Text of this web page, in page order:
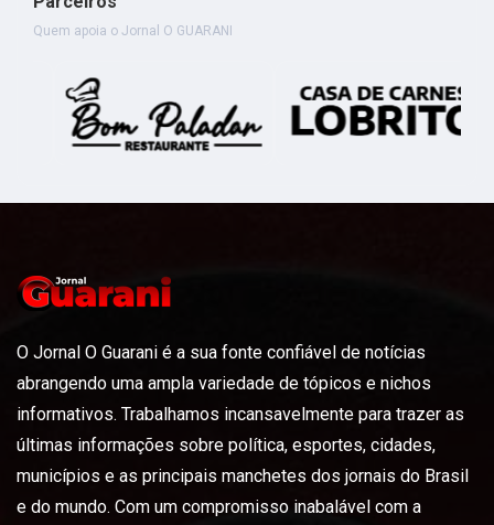
Quem apoia o Jornal O GUARANI
O Jornal O Guarani é a sua fonte confiável de notícias
abrangendo uma ampla variedade de tópicos e nichos
informativos. Trabalhamos incansavelmente para trazer as
últimas informações sobre política, esportes, cidades,
municípios e as principais manchetes dos jornais do Brasil
e do mundo. Com um compromisso inabalável com a